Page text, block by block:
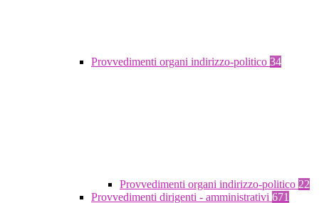
Provvedimenti organi indirizzo-politico 34
Provvedimenti organi indirizzo-politico 22
Provvedimenti dirigenti - amministrativi 671